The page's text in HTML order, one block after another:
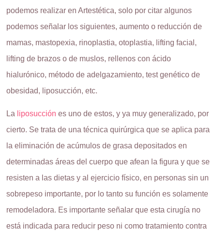
podemos realizar en Artestética, solo por citar algunos
podemos señalar los siguientes, aumento o reducción de
mamas, mastopexia, rinoplastia, otoplastia, lifting facial,
lifting de brazos o de muslos, rellenos con ácido
hialurónico, método de adelgazamiento, test genético de
obesidad, liposucción, etc.
La liposucción es uno de estos, y ya muy generalizado, por
cierto. Se trata de una técnica quirúrgica que se aplica para
la eliminación de acúmulos de grasa depositados en
determinadas áreas del cuerpo que afean la figura y que se
resisten a las dietas y al ejercicio físico, en personas sin un
sobrepeso importante, por lo tanto su función es solamente
remodeladora. Es importante señalar que esta cirugía no
está indicada para reducir peso ni como tratamiento contra